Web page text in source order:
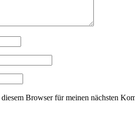
Browser für meinen nächsten